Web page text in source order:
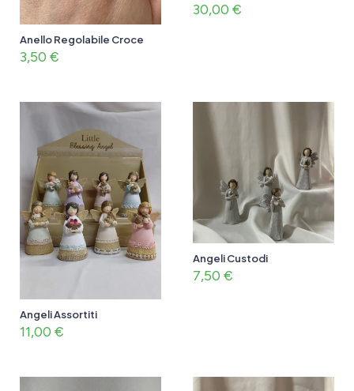
Anello Regolabile Croce
3,50 €
30,00 €
Angeli Assortiti
11,00 €
Angeli Custodi
7,50 €